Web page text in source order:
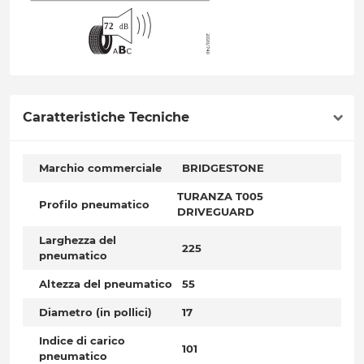
Caratteristiche Tecniche
Marchio commerciale BRIDGESTONE
Profilo pneumatico
TURANZA T005
DRIVEGUARD
Larghezza del
pneumatico
225
Altezza del pneumatico 55
Diametro (in pollici) 17
Indice di carico
pneumatico
101